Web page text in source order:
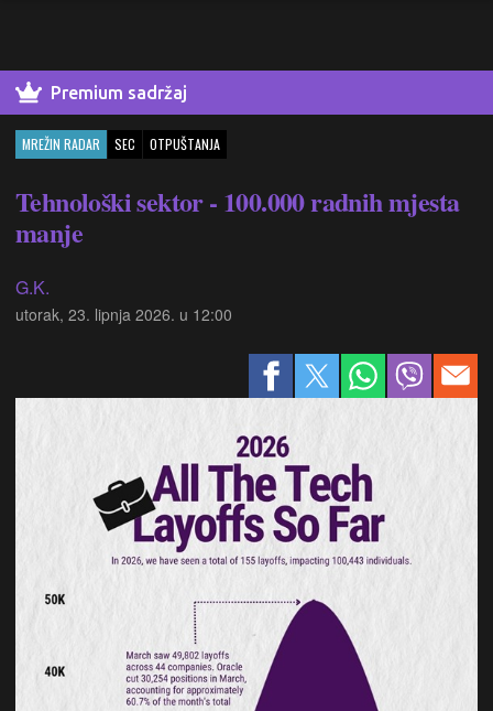
Premium sadržaj
MREŽIN RADAR SEC OTPUŠTANJA
Tehnološki sektor - 100.000 radnih mjesta
manje
G.K.
utorak, 23. lipnja 2026. u 12:00